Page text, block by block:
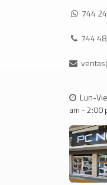
744
744
Lun-
am - 2:00